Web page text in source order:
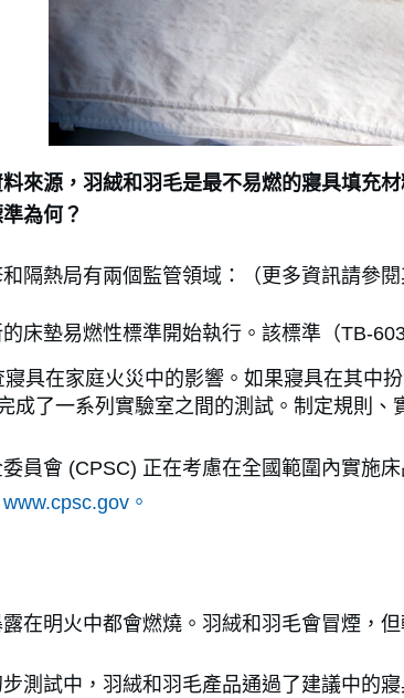
來源，羽絨和羽毛是最不易燃的寢具填充材
為何？
隔熱局有兩個監管領域：（更多資訊請參
床墊易燃性標準開始執行。該標準（TB-
具在家庭火災中的影響。如果寢具在其中
成了一系列實驗室之間的測試。制定規則、
員會 (CPSC) 正在考慮在全國範圍內實施
www.cpsc.gov。
在明火中都會燃燒。羽絨和羽毛會冒煙，
測試中，羽絨和羽毛產品通過了建議中的